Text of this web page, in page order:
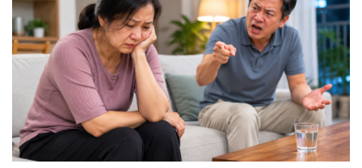
Nam khoa
Làm đẹp - giảm cân
Phòng mạch online
Ăn sạch sống khỏe